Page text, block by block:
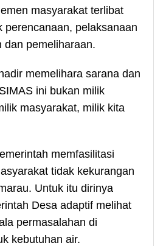
masyarakat terlibat
perencanaan, pelaksanaan
dan pemeliharaan.
memelihara sarana dan
ini bukan milik
masyarakat, milik kita
memfasilitasi
tidak kekurangan
Untuk itu dirinya
Desa adaptif melihat
permasalahan di
kebutuhan air.